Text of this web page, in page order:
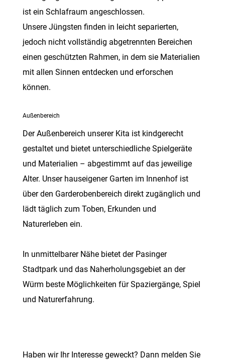
ist ein Schlafraum angeschlossen.
Unsere Jüngsten finden in leicht separierten,
jedoch nicht vollständig abgetrennten Bereichen
einen geschützten Rahmen, in dem sie Materialien
mit allen Sinnen entdecken und erforschen
können.
Außenbereich
Der Außenbereich unserer Kita ist kindgerecht
gestaltet und bietet unterschiedliche Spielgeräte
und Materialien – abgestimmt auf das jeweilige
Alter. Unser hauseigener Garten im Innenhof ist
über den Garderobenbereich direkt zugänglich und
lädt täglich zum Toben, Erkunden und
Naturerleben ein.
In unmittelbarer Nähe bietet der Pasinger
Stadtpark und das Naherholungsgebiet an der
Würm beste Möglichkeiten für Spaziergänge, Spiel
und Naturerfahrung.
Haben wir Ihr Interesse geweckt? Dann melden Sie